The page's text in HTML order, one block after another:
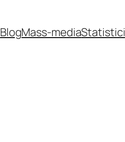
BlogMass-mediaStatistici